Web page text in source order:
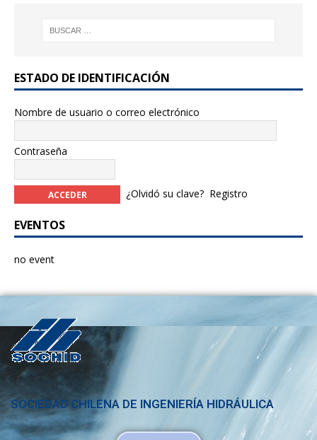
o
k
ESTADO DE IDENTIFICACIÓN
Nombre de usuario o correo electrónico
Contraseña
¿Olvidó su clave? Registro
EVENTOS
no event
SOCIEDAD CHILENA DE INGENIERÍA HIDRÁULICA